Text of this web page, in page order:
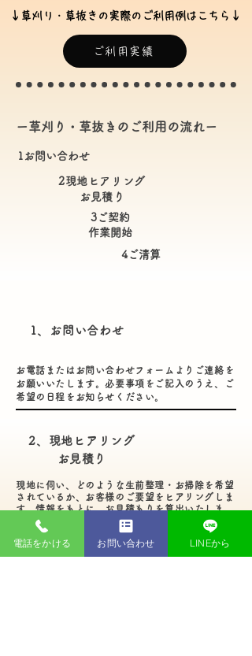
↓草刈り・草抜きの実際のご利用例はこちら↓
ご利用実績
ー草刈り・草抜きのご利用の流れー
1お問い合わせ
2現地ヒアリング
​お見積り
3ご契約
​作業開始
​4ご清算
1、お問い合わせ
お電話またはお問い合わせフォームよりご連絡を
お願いいたします。必要事項をご記入のうえ、ご
希望の日程をお知らせください。
2、現地ヒアリング
​お見積り
現地に伺い、どのような生前整理・お掃除を希望
されているか、お客様のご要望をヒアリングしま
す。情報をもとに、お見積もりを算出いたしま
す。不明点等ございましたら、遠慮なくお申し付
けください。
電話をかける お問い合わせ LINEから